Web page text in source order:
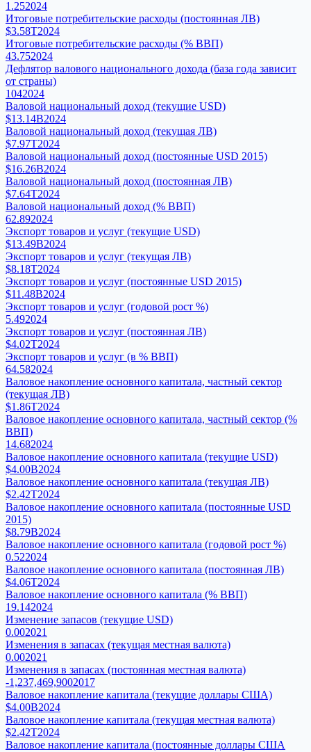
1.252024
Итоговые потребительские расходы (постоянная ЛВ)
$3.58T2024
Итоговые потребительские расходы (% ВВП)
43.752024
Дефлятор валового национального дохода (база года зависит
от страны)
1042024
Валовой национальный доход (текущие USD)
$13.14B2024
Валовой национальный доход (текущая ЛВ)
$7.97T2024
Валовой национальный доход (постоянные USD 2015)
$16.26B2024
Валовой национальный доход (постоянная ЛВ)
$7.64T2024
Валовой национальный доход (% ВВП)
62.892024
Экспорт товаров и услуг (текущие USD)
$13.49B2024
Экспорт товаров и услуг (текущая ЛВ)
$8.18T2024
Экспорт товаров и услуг (постоянные USD 2015)
$11.48B2024
Экспорт товаров и услуг (годовой рост %)
5.492024
Экспорт товаров и услуг (постоянная ЛВ)
$4.02T2024
Экспорт товаров и услуг (в % ВВП)
64.582024
Валовое накопление основного капитала, частный сектор
(текущая ЛВ)
$1.86T2024
Валовое накопление основного капитала, частный сектор (%
ВВП)
14.682024
Валовое накопление основного капитала (текущие USD)
$4.00B2024
Валовое накопление основного капитала (текущая ЛВ)
$2.42T2024
Валовое накопление основного капитала (постоянные USD
2015)
$8.79B2024
Валовое накопление основного капитала (годовой рост %)
0.522024
Валовое накопление основного капитала (постоянная ЛВ)
$4.06T2024
Валовое накопление основного капитала (% ВВП)
19.142024
Изменение запасов (текущие USD)
0.002021
Изменения в запасах (текущая местная валюта)
0.002021
Изменения в запасах (постоянная местная валюта)
-1,237,469,9002017
Валовое накопление капитала (текущие доллары США)
$4.00B2024
Валовое накопление капитала (текущая местная валюта)
$2.42T2024
Валовое накопление капитала (постоянные доллары США